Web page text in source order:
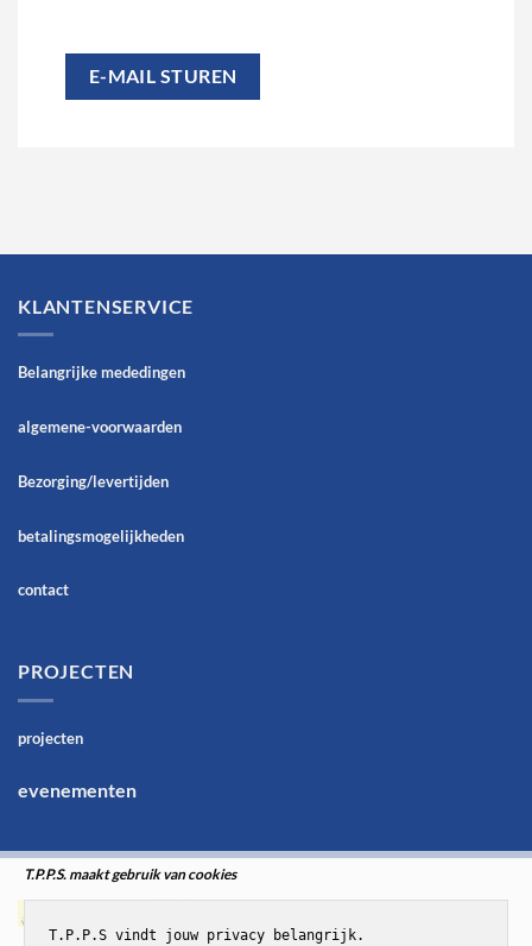
E-MAIL STUREN
KLANTENSERVICE
Belangrijke mededingen
algemene-voorwaarden
Bezorging/levertijden
betalingsmogelijkheden
contact
PROJECTEN
projecten
evenementen
T.P.P.S. maakt gebruik van cookies
T.P.P.S vindt jouw privacy belangrijk.